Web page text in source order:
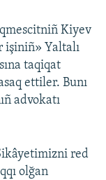
Kiyev
işiniñ» Yaltalı
taqiqat
ettiler. Bunı
advokatı
red
olğan